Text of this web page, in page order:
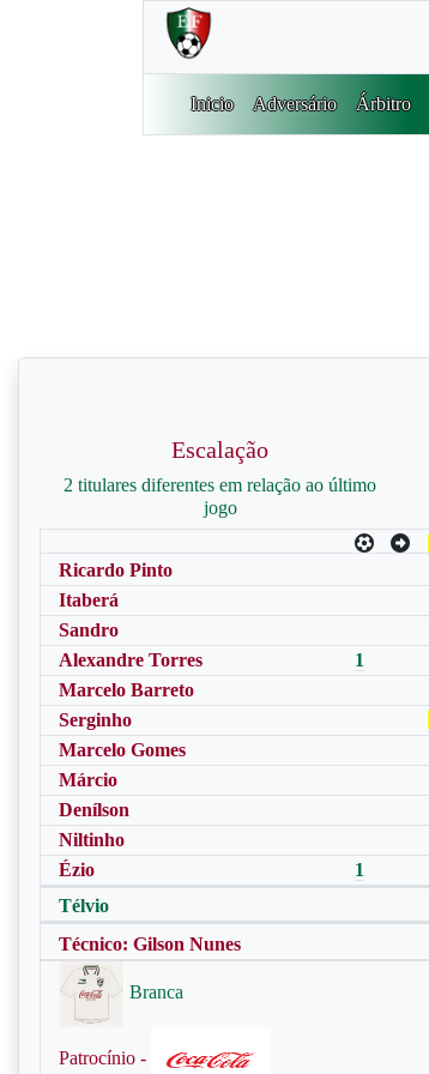
Inicio Adversário Árbitro
Escalação
2 titulares diferentes em relação ao último
jogo
Ricardo Pinto
Itaberá
Sandro
Alexandre Torres
1
Marcelo Barreto
Serginho
Marcelo Gomes
Márcio
Denílson
Niltinho
Ézio
1
Télvio
Técnico: Gilson Nunes
Branca
Patrocínio -